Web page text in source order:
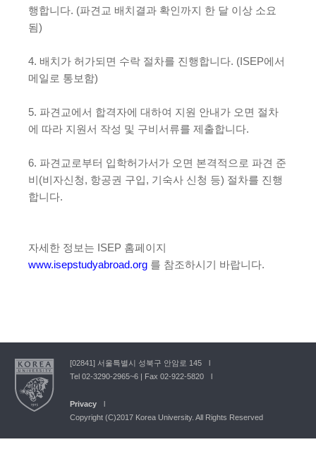
행합니다. (파견교 배치결과 확인까지 한 달 이상 소요
됨)
4. 배치가 허가되면 수락 절차를 진행합니다. (ISEP에서
메일로 통보함)
5. 파견교에서 합격자에 대하여 지원 안내가 오면 절차
에 따라 지원서 작성 및 구비서류를 제출합니다.
6. 파견교로부터 입학허가서가 오면 본격적으로 파견 준
비(비자신청, 항공권 구입, 기숙사 신청 등) 절차를 진행
합니다.
자세한 정보는 ISEP 홈페이지
www.isepstudyabroad.org 를 참조하시기 바랍니다.
[02841] 서울특별시 성북구 안암로 145
Tel 02-3290-2965~6 | Fax 02-922-5820
Privacy
Copyright (C)2017 Korea University. All Rights Reserved